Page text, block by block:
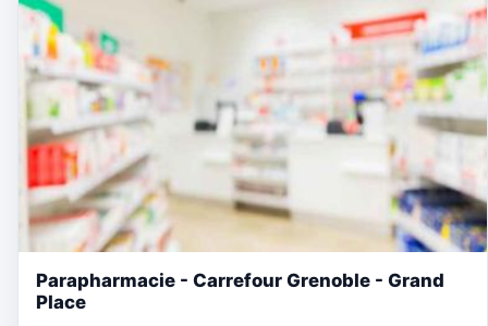
Parapharmacie - Carrefour Grenoble - Grand
Place